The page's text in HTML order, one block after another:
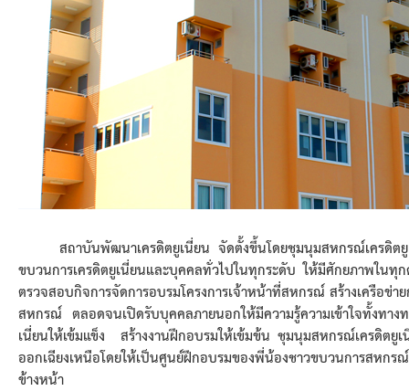
สถาบันพัฒนาเครดิตยูเนี่ยน จัดตั้งขึ้นโดยชุมนุมสหกรณ์เครดิตยู
ขบวนการเครดิตยูเนี่ยนและบุคคลทั่วไปในทุกระดับ ให้มีศักยภาพใน
ตรวจสอบกิจการจัดการอบรมโครงการเจ้าหน้าที่สหกรณ์ สร้างเครือข่
สหกรณ์ ตลอดจนเปิดรับบุคคลภายนอกให้มีความรู้ความเข้าใจทั้งทา
เนี่ยนให้เข้มแข็ง สร้างงานฝึกอบรมให้เข้มข้น ชุมนุมสหกรณ์เครดิต
ออกเฉียงเหนือโดยให้เป็นศูนย์ฝึกอบรมของพี่น้องชาวขบวนการสหก
ข้างหน้า